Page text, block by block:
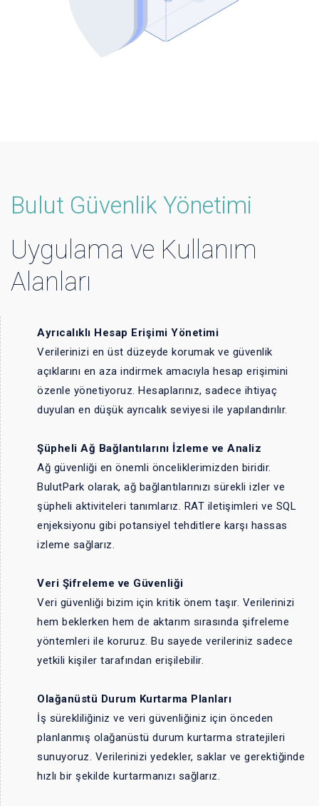
Bulut Güvenlik Yönetimi
Uygulama ve Kullanım
Alanları
Ayrıcalıklı Hesap Erişimi Yönetimi
Verilerinizi en üst düzeyde korumak ve güvenlik
açıklarını en aza indirmek amacıyla hesap erişimini
özenle yönetiyoruz. Hesaplarınız, sadece ihtiyaç
duyulan en düşük ayrıcalık seviyesi ile yapılandırılır.
Şüpheli Ağ Bağlantılarını İzleme ve Analiz
Ağ güvenliği en önemli önceliklerimizden biridir.
BulutPark olarak, ağ bağlantılarınızı sürekli izler ve
şüpheli aktiviteleri tanımlarız. RAT iletişimleri ve SQL
enjeksiyonu gibi potansiyel tehditlere karşı hassas
izleme sağlarız.
Veri Şifreleme ve Güvenliği
Veri güvenliği bizim için kritik önem taşır. Verilerinizi
hem beklerken hem de aktarım sırasında şifreleme
yöntemleri ile koruruz. Bu sayede verileriniz sadece
yetkili kişiler tarafından erişilebilir.
Olağanüstü Durum Kurtarma Planları
İş sürekliliğiniz ve veri güvenliğiniz için önceden
planlanmış olağanüstü durum kurtarma stratejileri
sunuyoruz. Verilerinizi yedekler, saklar ve gerektiğinde
hızlı bir şekilde kurtarmanızı sağlarız.